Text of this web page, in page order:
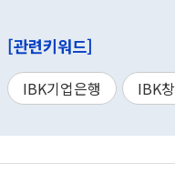
[관련키워드]
IBK기업은행 IBK